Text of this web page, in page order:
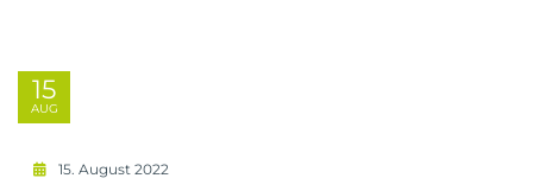
15
AUG
15. August 2022